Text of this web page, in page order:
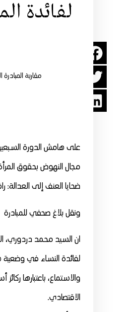
لفائدة
مقاربة
مجال النهوض بحقوق
ضحايا العنف إلى العدالة:
ونقل بلاغ صحفي للمبادرة
ان السيد محمد دردوري،
لفائدة النساء في وضعية
والاستماع، باعتبارها
الاقتصادي.